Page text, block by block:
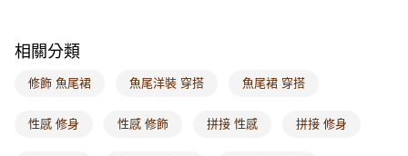
海外配送-其他亞洲地區
海外配送-歐美地區
相關分類
修飾 魚尾裙 魚尾洋裝 穿搭 魚尾裙 穿搭
性感 修身 性感 修飾 拼接 性感 拼接 修身